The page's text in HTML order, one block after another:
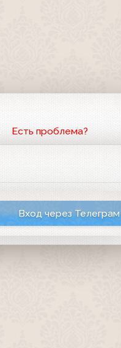
Есть проблема?
Вход через Телеграм